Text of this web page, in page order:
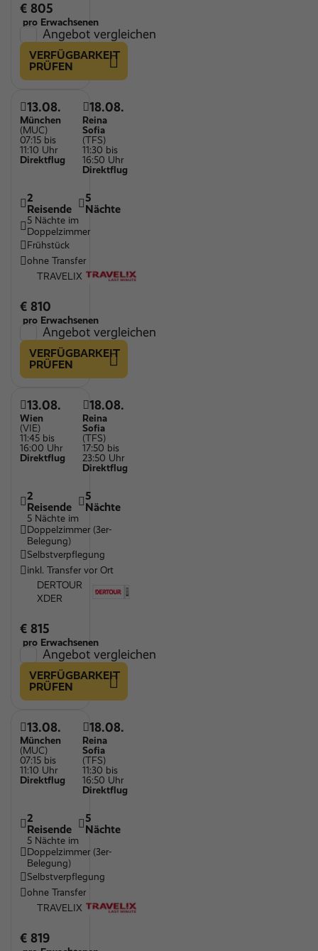
€ 805
pro Erwachsenen
Angebot vergleichen
VERFÜGBARKEIT
PRÜFEN
13.08.
München
(MUC)
07:15 bis
11:10 Uhr
Direktflug
18.08.
Reina
Sofia
(TFS)
11:30 bis
16:50 Uhr
Direktflug
2
Reisende
5
Nächte
5 Nächte im
Doppelzimmer
Frühstück
ohne Transfer
TRAVELIX
€ 810
pro Erwachsenen
Angebot vergleichen
VERFÜGBARKEIT
PRÜFEN
13.08.
Wien
(VIE)
11:45 bis
16:00 Uhr
Direktflug
18.08.
Reina
Sofia
(TFS)
17:50 bis
23:50 Uhr
Direktflug
2
Reisende
5
Nächte
5 Nächte im
Doppelzimmer (3er-
Belegung)
Selbstverpflegung
inkl. Transfer vor Ort
DERTOUR
XDER
€ 815
pro Erwachsenen
Angebot vergleichen
VERFÜGBARKEIT
PRÜFEN
13.08.
München
(MUC)
07:15 bis
11:10 Uhr
Direktflug
18.08.
Reina
Sofia
(TFS)
11:30 bis
16:50 Uhr
Direktflug
2
Reisende
5
Nächte
5 Nächte im
Doppelzimmer (3er-
Belegung)
Selbstverpflegung
ohne Transfer
TRAVELIX
€ 819